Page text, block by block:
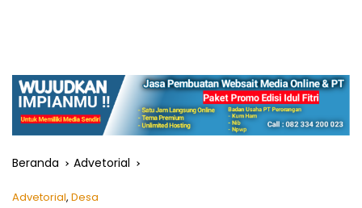
Beranda Advetorial
Advetorial, Desa